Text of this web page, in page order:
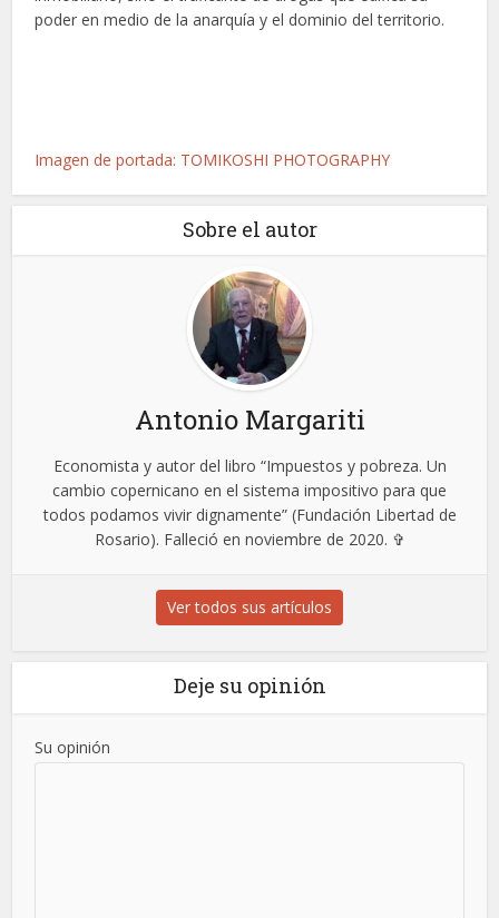
poder en medio de la anarquía y el dominio del territorio.
Imagen de portada: TOMIKOSHI PHOTOGRAPHY
Sobre el autor
Antonio Margariti
Economista y autor del libro “Impuestos y pobreza. Un
cambio copernicano en el sistema impositivo para que
todos podamos vivir dignamente” (Fundación Libertad de
Rosario). Falleció en noviembre de 2020. ✞
Ver todos sus artículos
Deje su opinión
Su opinión